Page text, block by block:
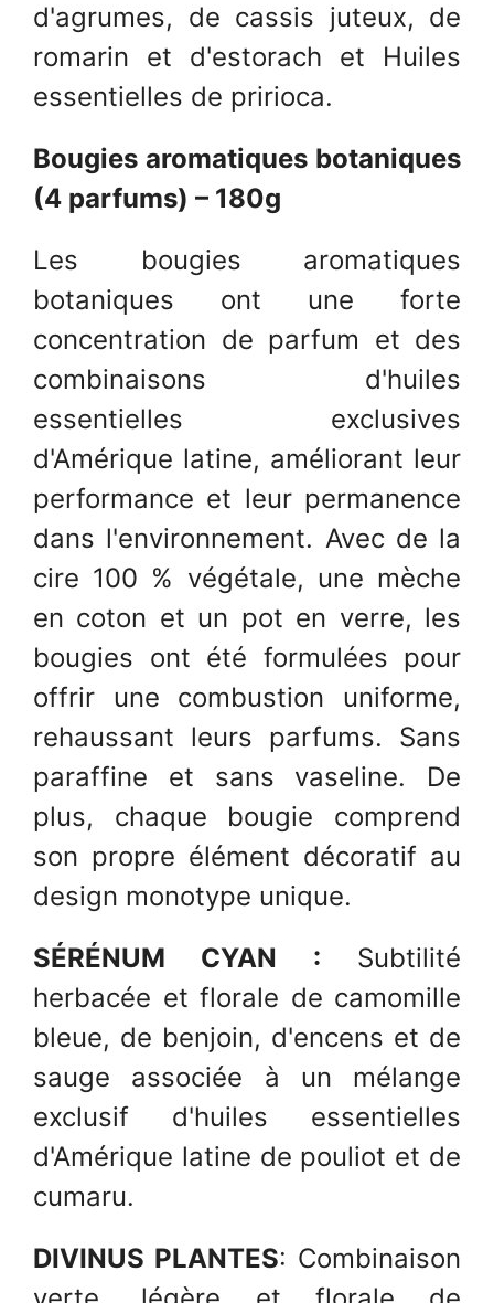
d'agrumes, de cassis juteux, de
romarin et d'estorach et Huiles
essentielles de pririoca.
Bougies aromatiques botaniques
(4 parfums) – 180g
Les bougies aromatiques
botaniques ont une forte
concentration de parfum et des
combinaisons d'huiles
essentielles exclusives
d'Amérique latine, améliorant leur
performance et leur permanence
dans l'environnement. Avec de la
cire 100 % végétale, une mèche
en coton et un pot en verre, les
bougies ont été formulées pour
offrir une combustion uniforme,
rehaussant leurs parfums. Sans
paraffine et sans vaseline. De
plus, chaque bougie comprend
son propre élément décoratif au
design monotype unique.
SÉRÉNUM CYAN : Subtilité
herbacée et florale de camomille
bleue, de benjoin, d'encens et de
sauge associée à un mélange
exclusif d'huiles essentielles
d'Amérique latine de pouliot et de
cumaru.
DIVINUS PLANTES: Combinaison